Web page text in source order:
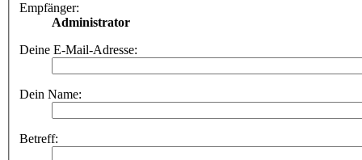
Empfänger:
Administrator
Deine E-Mail-Adresse:
Dein Name:
Betreff: